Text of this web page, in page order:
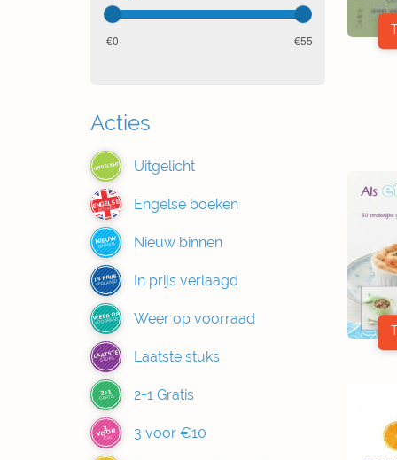
0 55
Acties
UITGELICHT Uitgelicht
ENGELSE
BOEKEN Engelse boeken
NIEUW
BINNEN Nieuw binnen
IN PRIJS
VERLAAGD In prijs verlaagd
WEER OP
VOORRAAD Weer op voorraad
LAATSTE
STUKS Laatste stuks
2+1
GRATIS 2+1 Gratis
3
VOOR
€10 3 voor €10